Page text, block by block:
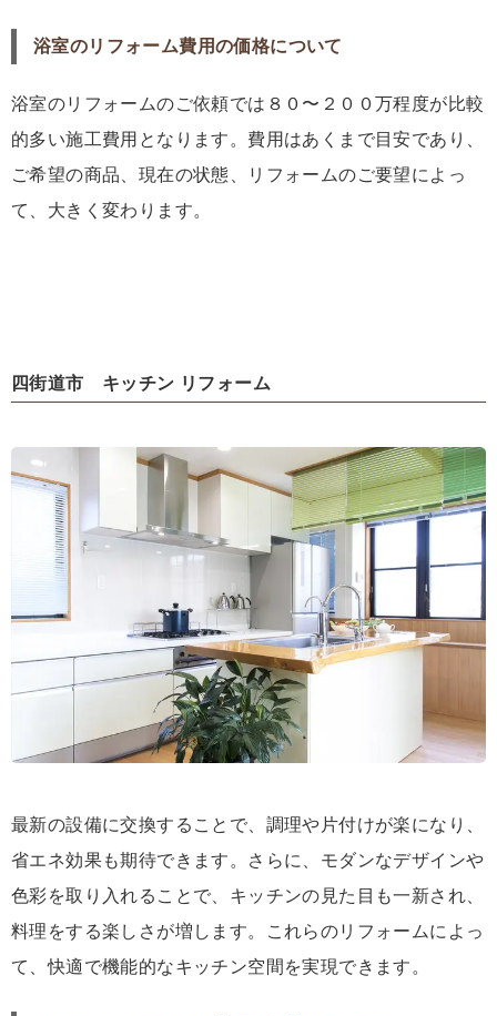
浴室のリフォーム費用の価格について
浴室のリフォームのご依頼では８０〜２００万程度が比較
的多い施工費用となります。費用はあくまで目安であり、
ご希望の商品、現在の状態、リフォームのご要望によっ
て、大きく変わります。
四街道市 キッチン リフォーム
最新の設備に交換することで、調理や片付けが楽になり、
省エネ効果も期待できます。さらに、モダンなデザインや
色彩を取り入れることで、キッチンの見た目も一新され、
料理をする楽しさが増します。これらのリフォームによっ
て、快適で機能的なキッチン空間を実現できます。